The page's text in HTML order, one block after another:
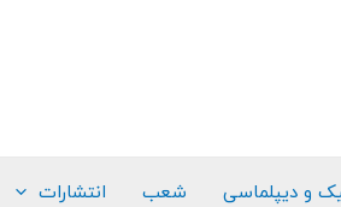
و دیپلماسی شعب انتشارات